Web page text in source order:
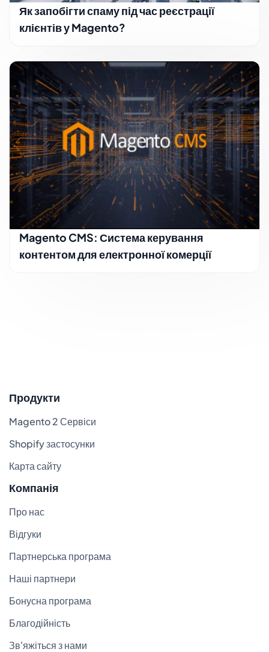
Як запобігти спаму під час реєстрації
клієнтів у Magento?
Magento CMS: Система керування
контентом для електронної комерції
Продукти
Magento 2 Сервіси
Shopify застосунки
Карта сайту
Компанія
Про нас
Відгуки
Партнерська програма
Наші партнери
Бонусна програма
Благодійність
Зв'яжіться з нами